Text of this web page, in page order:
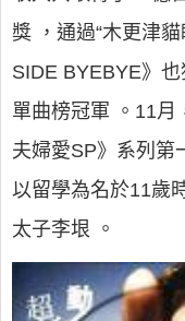
獎 ，通過“木更津
SIDE BYEBYE》
單曲榜冠軍 。11月
夫婦愛SP》系列第
以留學為名於11歲
太子李垠 。